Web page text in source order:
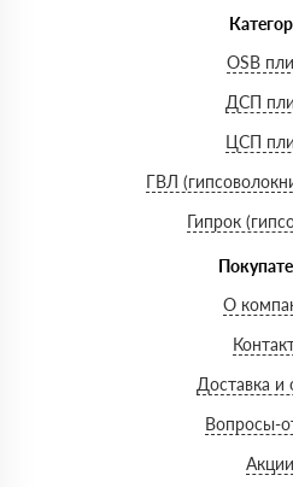
OSB
ДСП
ЦСП
ГВЛ
Гипрок
О
Доставка и
Вопросы-
Акции